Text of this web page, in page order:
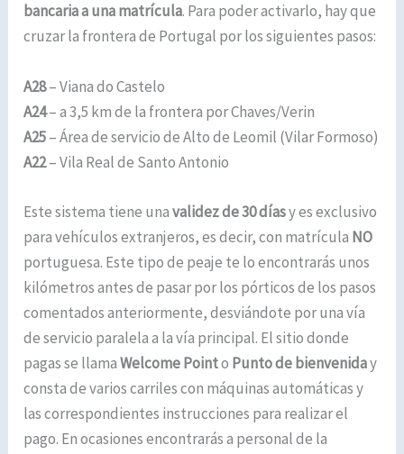
bancaria a una matrícula. Para poder activarlo, hay que
cruzar la frontera de Portugal por los siguientes pasos:
A28– Viana do Castelo
A24– a 3,5 km de la frontera por Chaves/Verin
A25– Área de servicio de Alto de Leomil (Vilar Formoso)
A22– Vila Real de Santo Antonio
Este sistema tiene unavalidez de 30 díasy es exclusivo
para vehículos extranjeros, es decir, con matrícula NO
portuguesa. Este tipo de peaje te lo encontrarás unos
kilómetros antes de pasar por los pórticos de los pasos
comentados anteriormente, desviándote por una vía
de servicio paralela a la vía principal. El sitio donde
pagas se llamaWelcome Pointo Punto de bienveniday
consta de varios carriles con máquinas automáticas y
las correspondientes instrucciones para realizar el
pago. En ocasiones encontrarás a personal de la